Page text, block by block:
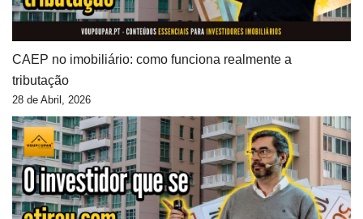
CAEP no imobiliário: como funciona realmente a
tributação
28 de Abril, 2026